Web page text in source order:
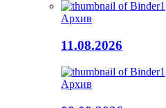
Архив
11.08.2026
Архив